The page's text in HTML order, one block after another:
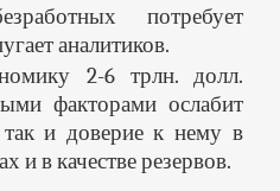
потребует
аналитиков.
2-6 трлн. долл.
факторами ослабит
и доверие к нему в
и в качестве резервов.